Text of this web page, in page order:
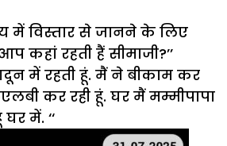
में विस्तार से जानने के लिए
कहां रहती हैं सीमाजी?’’
में रहती हूं. मैं ने बीकाम कर
कर रही हूं. घर मैं मम्मीपापा
में. ‘‘